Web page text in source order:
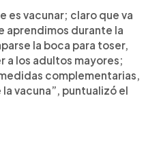
es vacunar; claro que va
aprendimos durante la
la boca para toser,
a los adultos mayores;
complementarias,
vacuna”, puntualizó el